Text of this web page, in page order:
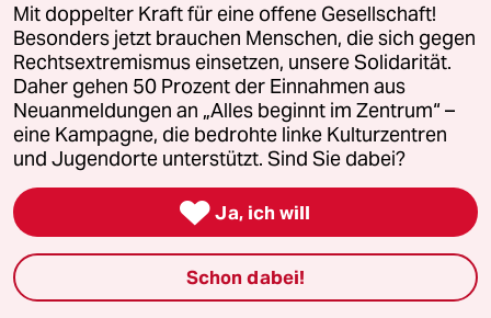
3 Rennradfahren in der Hitze
Ist das unsolidarisch?
4 Linken-Politikerin von Angern zur Rente
„Dem Kanzler ist der Osten egal“
5 Streit um Rente mit 63
Passgenauer Populismus
Mit doppelter Kraft für eine offene Gesellschaft!
Besonders jetzt brauchen Menschen, die sich gegen
Rechtsextremismus einsetzen, unsere Solidarität.
Daher gehen 50 Prozent der Einnahmen aus
Neuanmeldungen an „Alles beginnt im Zentrum“ –
eine Kampagne, die bedrohte linke Kulturzentren
und Jugendorte unterstützt. Sind Sie dabei?
 Ja, ich will
Schon dabei!